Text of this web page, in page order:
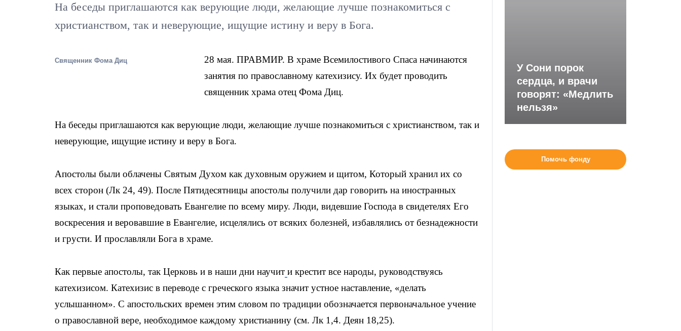
На беседы приглашаются как верующие люди, желающие лучше познакомиться с
христианством, так и неверующие, ищущие истину и веру в Бога.
Священник Фома Диц
28 мая. ПРАВМИР. В храме Всемилостивого Спаса начинаются
занятия по православному катехизису. Их будет проводить
священник храма отец Фома Диц.
На беседы приглашаются как верующие люди, желающие лучше познакомиться с христианством, так и
неверующие, ищущие истину и веру в Бога.
Апостолы были облачены Святым Духом как духовным оружием и щитом, Который хранил их со
всех сторон (Лк 24, 49). После Пятидесятницы апостолы получили дар говорить на иностранных
языках, и стали проповедовать Евангелие по всему миру. Люди, видевшие Господа в свидетелях Его
воскресения и веровавшие в Евангелие, исцелялись от всяких болезней, избавлялись от безнадежности
и грусти. И прославляли Бога в храме.
Как первые апостолы, так Церковь и в наши дни научит и крестит все народы, руководствуясь
катехизисом. Катехизис в переводе с греческого языка значит устное наставление, «делать
услышанном». С апостольских времен этим словом по традиции обозначается первоначальное учение
о православной вере, необходимое каждому христианину (см. Лк 1,4. Деян 18,25).
У Сони порок
сердца, и врачи
говорят: «Медлить
нельзя»
Помочь фонду